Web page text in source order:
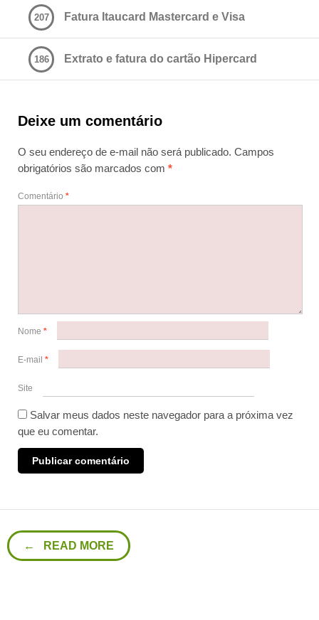
Fatura Itaucard Mastercard e Visa
207
Extrato e fatura do cartão Hipercard
186
Deixe um comentário
O seu endereço de e-mail não será publicado. Campos
obrigatórios são marcados com *
Comentário *
Nome *
E-mail *
Site
Salvar meus dados neste navegador para a próxima vez
que eu comentar.
← READ MORE